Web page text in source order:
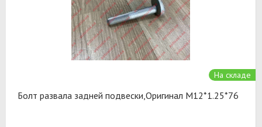
На складе
Болт развала задней подвески,Оригинал M12*1.25*76